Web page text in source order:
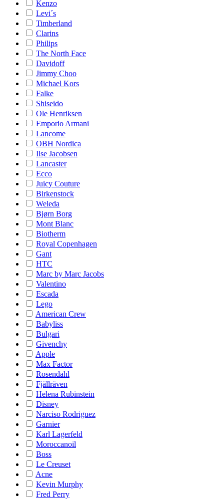
Kenzo
Levi´s
Timberland
Clarins
Philips
The North Face
Davidoff
Jimmy Choo
Michael Kors
Falke
Shiseido
Ole Henriksen
Emporio Armani
Lancome
OBH Nordica
Ilse Jacobsen
Lancaster
Ecco
Juicy Couture
Birkenstock
Weleda
Bjørn Borg
Mont Blanc
Biotherm
Royal Copenhagen
Gant
HTC
Marc by Marc Jacobs
Valentino
Escada
Lego
American Crew
Babyliss
Bulgari
Givenchy
Apple
Max Factor
Rosendahl
Fjällräven
Helena Rubinstein
Disney
Narciso Rodriguez
Garnier
Karl Lagerfeld
Moroccanoil
Boss
Le Creuset
Acne
Kevin Murphy
Fred Perry